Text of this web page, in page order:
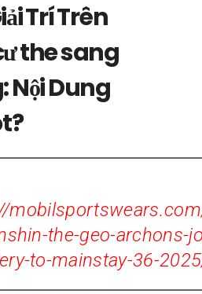
Trí Trên
the sang
Nội Dung
the-geo-archons-
to-mainstay-36-